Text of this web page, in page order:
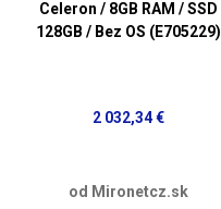
Celeron / 8GB RAM / SSD
128GB / Bez OS (E705229)
2 032,34 €
od Mironetcz.sk